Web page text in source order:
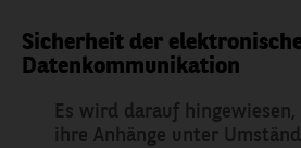
Sicherheit der
Datenkommunikation
Es wird darauf
ihre Anhänge unter